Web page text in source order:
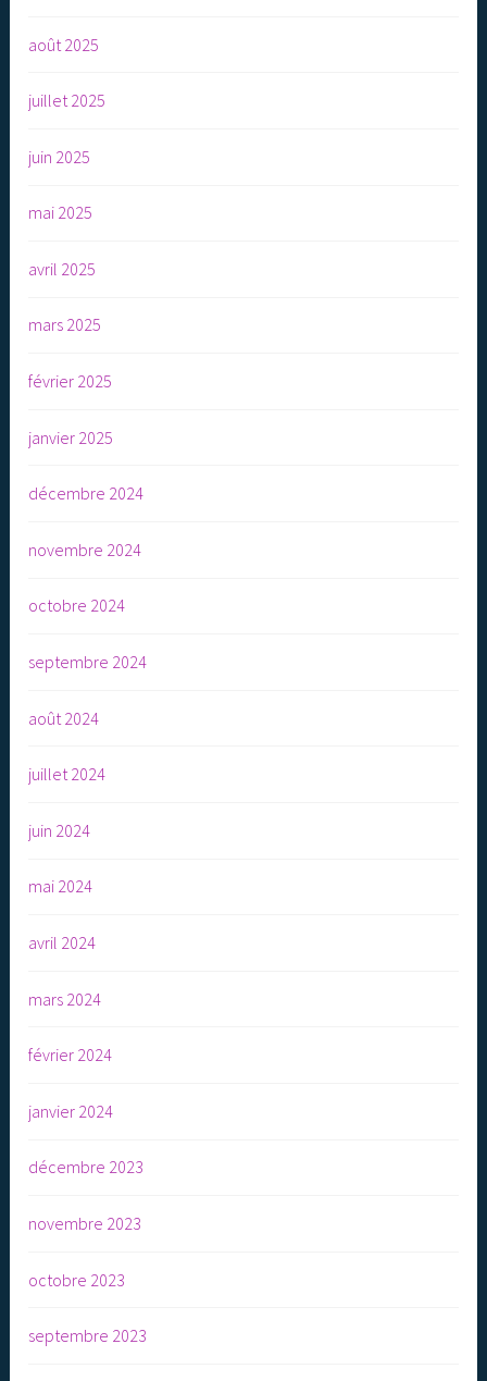
août 2025
juillet 2025
juin 2025
mai 2025
avril 2025
mars 2025
février 2025
janvier 2025
décembre 2024
novembre 2024
octobre 2024
septembre 2024
août 2024
juillet 2024
juin 2024
mai 2024
avril 2024
mars 2024
février 2024
janvier 2024
décembre 2023
novembre 2023
octobre 2023
septembre 2023